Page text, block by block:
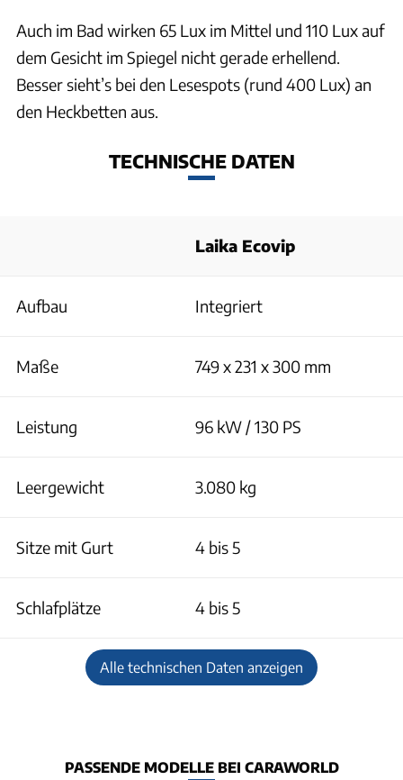
Auch im Bad wirken 65 Lux im Mittel und 110 Lux auf
dem Gesicht im Spiegel nicht gerade erhellend.
Besser sieht’s bei den Lesespots (rund 400 Lux) an
den Heckbetten aus.
TECHNISCHE DATEN
Laika Ecovip
Aufbau Integriert
Maße 749 x 231 x 300 mm
Leistung 96 kW / 130 PS
Leergewicht 3.080 kg
Sitze mit Gurt 4 bis 5
Schlafplätze 4 bis 5
Alle technischen Daten anzeigen
PASSENDE MODELLE BEI CARAWORLD